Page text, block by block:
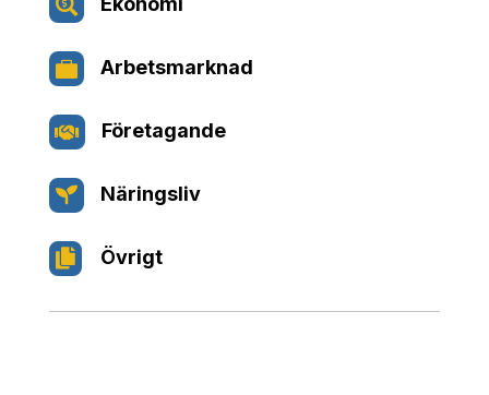

 Arbetsmarknad
 Företagande
 Näringsliv
 Övrigt